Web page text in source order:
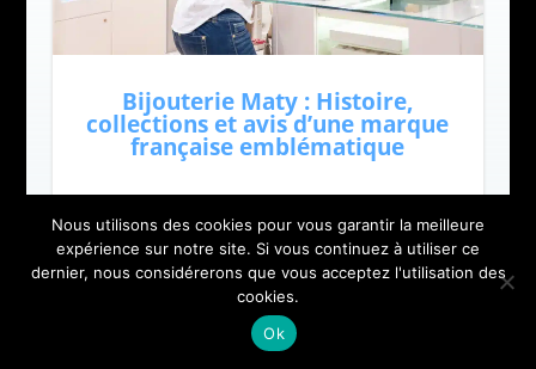
Bijouterie Maty : Histoire,
collections et avis d’une marque
française emblématique
Nous utilisons des cookies pour vous garantir la meilleure
expérience sur notre site. Si vous continuez à utiliser ce
dernier, nous considérerons que vous acceptez l'utilisation des
cookies.
Ok